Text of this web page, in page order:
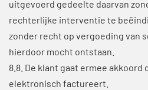
uitgevoerd gedeelte daarvan
rechterlijke interventie te
zonder recht op vergoeding van
hierdoor mocht ontstaan.
8.8. De klant gaat ermee akkoord
elektronisch factureert.